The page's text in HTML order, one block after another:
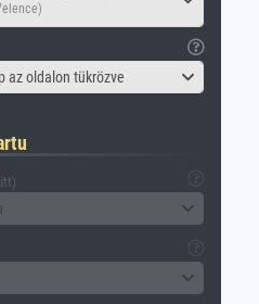
az oldalon tükrözve